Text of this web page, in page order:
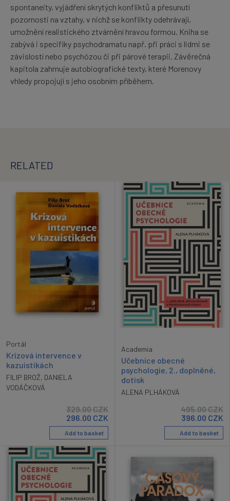
spontaneity, vyjádření skrytých konfliktů a přesunutí
pozornosti na vztahy, v nichž se konflikty odehrávají,
umožnění realistického ztvárnění hravou formou. Kniha se
zabývá i specifiky psychodramatu např. při práci s lidmi se
závislostí nebo psychózou či při párové terapii. Závěrečná
kapitola zahrnuje autobiografické texty, které Morenovy
vhledy propojují s jeho osobním příběhem.
RELATED
Portál
Krizová intervence v
kazuistikách
FILIP BROŽ, DANIELA
VODÁČKOVÁ
329.00CZK
296.00 CZK
Add to basket
Academia
Učebnice obecné
psychologie, 2., doplněné,
dotisk
ALENA PLHÁKOVÁ
495.00CZK
396.00 CZK
Add to basket